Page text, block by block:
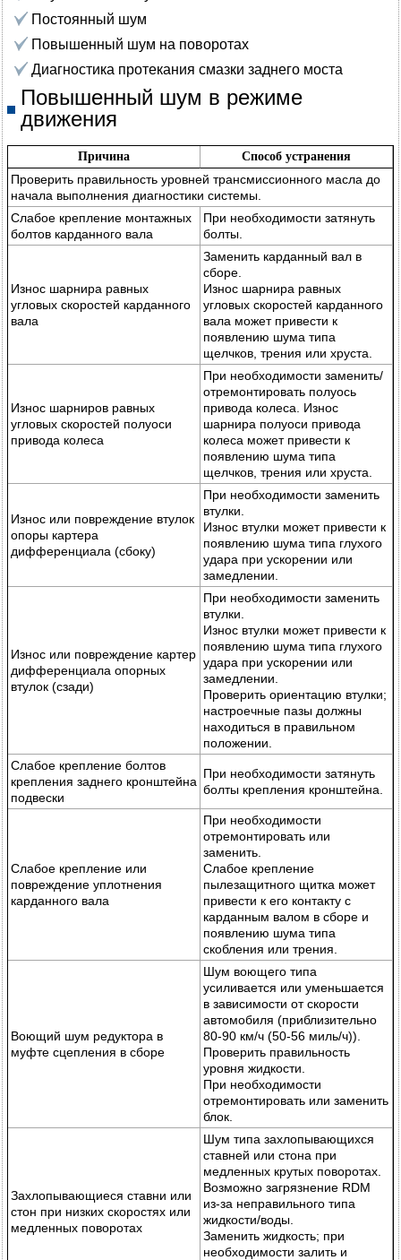
Постоянный шум
Повышенный шум на поворотах
Диагностика протекания смазки заднего моста
Повышенный шум в режиме
движения
Причина Способ устранения
Проверить правильность уровней трансмиссионного масла до
начала выполнения диагностики системы.
Слабое крепление монтажных
болтов карданного вала
При необходимости затянуть
болты.
Износ шарнира равных
угловых скоростей карданного
вала
Заменить карданный вал в
сборе.
Износ шарнира равных
угловых скоростей карданного
вала может привести к
появлению шума типа
щелчков, трения или хруста.
Износ шарниров равных
угловых скоростей полуоси
привода колеса
При необходимости заменить/
отремонтировать полуось
привода колеса. Износ
шарнира полуоси привода
колеса может привести к
появлению шума типа
щелчков, трения или хруста.
Износ или повреждение втулок
опоры картера
дифференциала (сбоку)
При необходимости заменить
втулки.
Износ втулки может привести к
появлению шума типа глухого
удара при ускорении или
замедлении.
Износ или повреждение картер
дифференциала опорных
втулок (сзади)
При необходимости заменить
втулки.
Износ втулки может привести к
появлению шума типа глухого
удара при ускорении или
замедлении.
Проверить ориентацию втулки;
настроечные пазы должны
находиться в правильном
положении.
Слабое крепление болтов
крепления заднего кронштейна
подвески
При необходимости затянуть
болты крепления кронштейна.
Слабое крепление или
повреждение уплотнения
карданного вала
При необходимости
отремонтировать или
заменить.
Слабое крепление
пылезащитного щитка может
привести к его контакту с
карданным валом в сборе и
появлению шума типа
скобления или трения.
Воющий шум редуктора в
муфте сцепления в сборе
Шум воющего типа
усиливается или уменьшается
в зависимости от скорости
автомобиля (приблизительно
80-90 км/ч (50-56 миль/ч)).
Проверить правильность
уровня жидкости.
При необходимости
отремонтировать или заменить
блок.
Захлопывающиеся ставни или
стон при низких скоростях или
медленных поворотах
Шум типа захлопывающихся
ставней или стона при
медленных крутых поворотах.
Возможно загрязнение RDM
из-за неправильного типа
жидкости/воды.
Заменить жидкость; при
необходимости залить и